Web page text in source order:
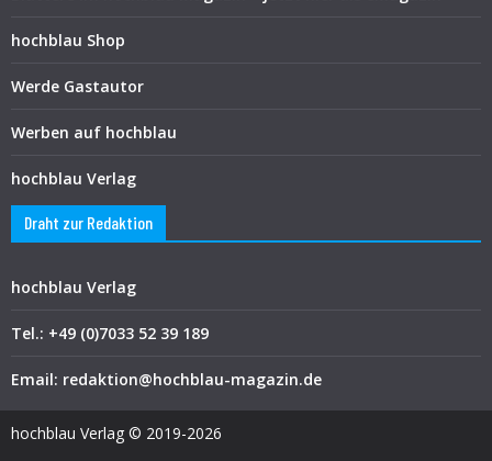
hochblau Shop
Werde Gastautor
Werben auf hochblau
hochblau Verlag
Draht zur Redaktion
hochblau Verlag
Tel.: +49 (0)7033 52 39 189
Email: redaktion@hochblau-magazin.de
hochblau Verlag © 2019-2026